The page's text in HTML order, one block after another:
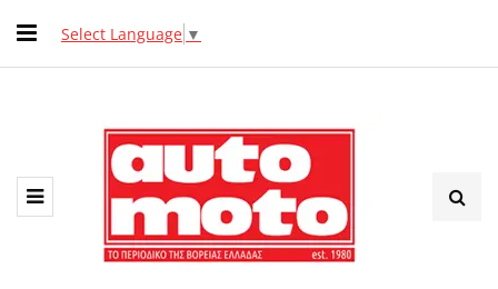
Select Language ▼